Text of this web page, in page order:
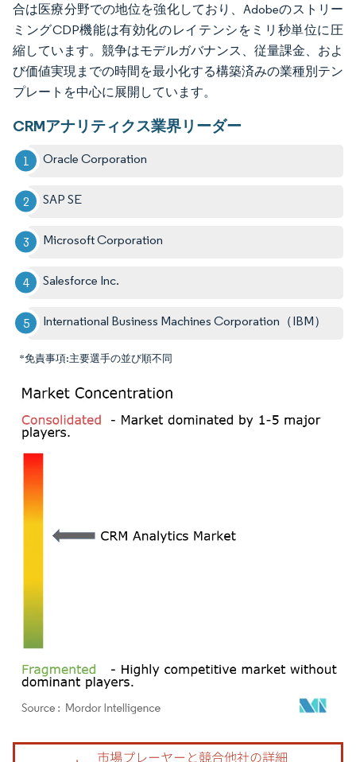
合は医療分野での地位を強化しており、Adobeのストリー
ミングCDP機能は有効化のレイテンシをミリ秒単位に圧
縮しています。競争はモデルガバナンス、従量課金、およ
び価値実現までの時間を最小化する構築済みの業種別テン
プレートを中心に展開しています。
CRMアナリティクス業界リーダー
Oracle Corporation
SAP SE
Microsoft Corporation
Salesforce Inc.
International Business Machines Corporation（IBM）
*免責事項:主要選手の並び順不同
画像 © Mordor Intelligence。再利用にはCC BY 4.0の表示が必要です。